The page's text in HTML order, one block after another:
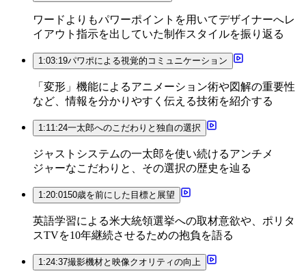
ワードよりもパワーポイントを用いてデザイナーへレ
イアウト指示を出していた制作スタイルを振り返る
1:03:19パワポによる視覚的コミュニケーション
「変形」機能によるアニメーション術や図解の重要性
など、情報を分かりやすく伝える技術を紹介する
1:11:24一太郎へのこだわりと独自の選択
ジャストシステムの一太郎を使い続けるアンチメ
ジャーなこだわりと、その選択の歴史を辿る
1:20:0150歳を前にした目標と展望
英語学習による米大統領選挙への取材意欲や、ポリタ
スTVを10年継続させるための抱負を語る
1:24:37撮影機材と映像クオリティの向上